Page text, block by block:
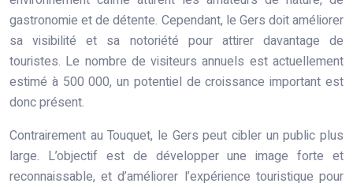
gastronomie et de détente. Cependant, le Gers doit améliorer
sa visibilité et sa notoriété pour attirer davantage de
touristes. Le nombre de visiteurs annuels est actuellement
estimé à 500 000, un potentiel de croissance important est
donc présent.
Contrairement au Touquet, le Gers peut cibler un public plus
large. L’objectif est de développer une image forte et
reconnaissable, et d’améliorer l’expérience touristique pour